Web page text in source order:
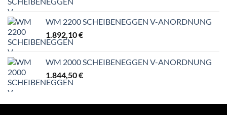
WM 2200 SCHEIBENEGGEN V-ANORDNUNG
1.892,10€
WM 2000 SCHEIBENEGGEN V-ANORDNUNG
1.844,50€